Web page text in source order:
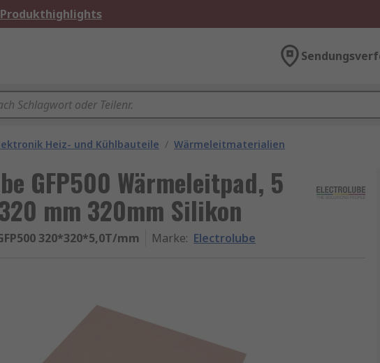
Produkthighlights
Heiz- und Kühlbauteile / Wärmeleitmaterialien
GFP500 Wärmeleitpad, 5
mm 320mm Silikon
320*320*5,0T/mm Marke: Electrolube